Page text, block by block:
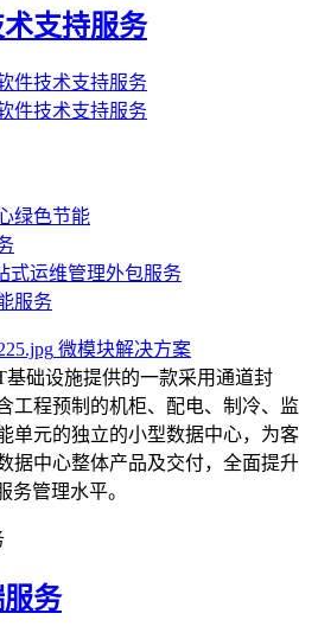
支持服务
件技术支持服务
件技术支持服务
绿色节能
式运维管理外包服务
服务
微模块解决方案
基础设施提供的一款采用通道封
工程预制的机柜、配电、制冷、监
单元的独立的小型数据中心，为客
据中心整体产品及交付，全面提升
务管理水平。
务